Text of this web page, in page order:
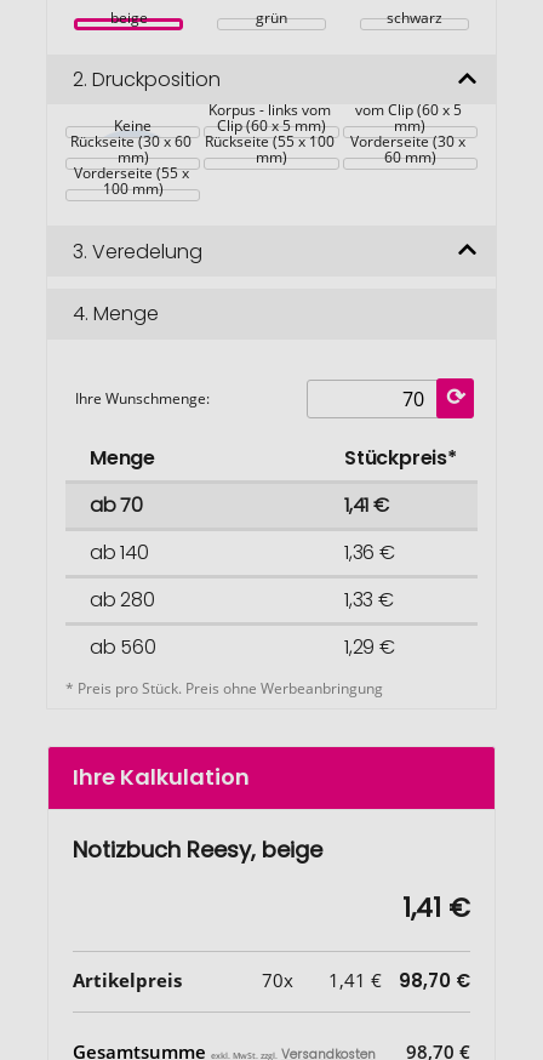
beige grün schwarz
2. Druckposition
Keine
Korpus - links vom
Clip (60 x 5 mm)
vom Clip (60 x 5
mm)
Rückseite (30 x 60
mm)
Rückseite (55 x 100
mm)
Vorderseite (30 x
60 mm)
Vorderseite (55 x
100 mm)
3. Veredelung
4. Menge
Ihre Wunschmenge:
Menge
Stückpreis*
ab 70
1,41 €
ab 140
1,36 €
ab 280
1,33 €
ab 560
1,29 €
* Preis pro Stück. Preis ohne Werbeanbringung
Ihre Kalkulation
Notizbuch Reesy, beige
1,41 €
Artikelpreis 70x 1,41 € 98,70 €
Gesamtsumme exkl. MwSt. zzgl. Versandkosten 98,70 €